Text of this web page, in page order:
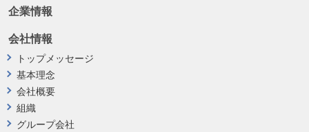
企業情報
会社情報
トップメッセージ
基本理念
会社概要
組織
グループ会社